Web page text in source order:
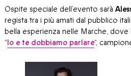
Ospite speciale dell’evento sarà
regista tra i più amati dal pubblico
bella esperienza nelle Marche,
“Io e te dobbiamo parlare“,